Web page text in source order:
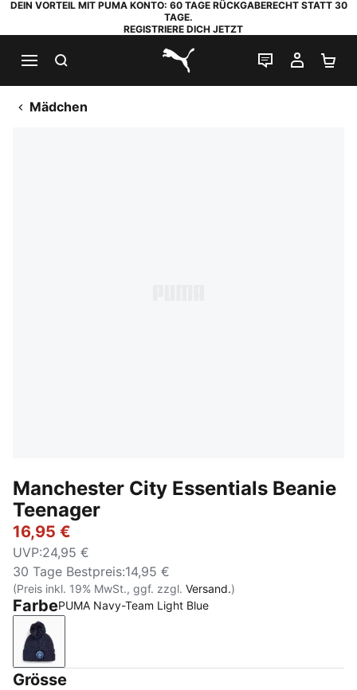
DEIN VORTEIL MIT PUMA KONTO: 60 TAGE RÜCKGABERECHT STATT 30
TAGE.
REGISTRIERE DICH JETZT
PUMA.com
LIVE-CHAT
MEIN
Mädchen
Manchester City Essentials Beanie
Teenager
16,95 €
UVP:24,95 €
30 Tage Bestpreis:14,95 €
(Preis inkl. 19% MwSt., ggf. zzgl. Versand.)
FarbePUMA Navy-Team Light Blue
PUMA Navy-Team Light Blue
Grösse